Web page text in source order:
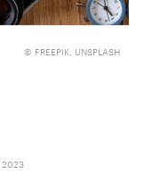
© FREEPIK, UNSPLASH